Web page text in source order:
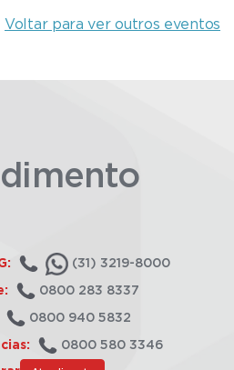
Voltar para ver outros eventos
(31) 3219-8000
0800 283 8337
0800 940 5832
0800 580 3346